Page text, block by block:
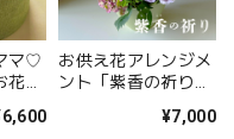
話をいただき助かりまし
てきましたが、とても
た。 友人も喜んでいま
花が傷付かない様に配
良かったです。 また機
マ♡
の
お供え花アレンジメ
ント「紫香の祈り」
日・法事の供花¥7,000